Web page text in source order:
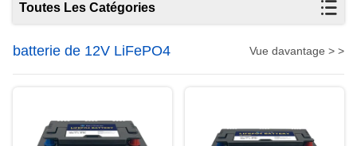
Toutes Les Catégories
batterie de 12V LiFePO4 Vue davantage > >